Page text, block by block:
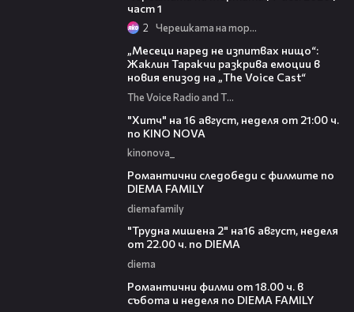
част 1
2 Черешката на тортата
„Месеци наред не изпитвах нищо“:
Жаклин Таракчи разкрива емоции в
новия епизод на „The Voice Cast“
The Voice Radio and TV Bulgaria
"Хитч" на 16 август, неделя от 21:00 ч.
по KINO NOVA
kinonova_
Романтични следобеди с филмите по
DIEMA FAMILY
diemafamily
"Трудна мишена 2" на16 август, неделя
от 22.00 ч. по DIEMA
diema
Романтични филми от 18.00 ч. в
събота и неделя по DIEMA FAMILY